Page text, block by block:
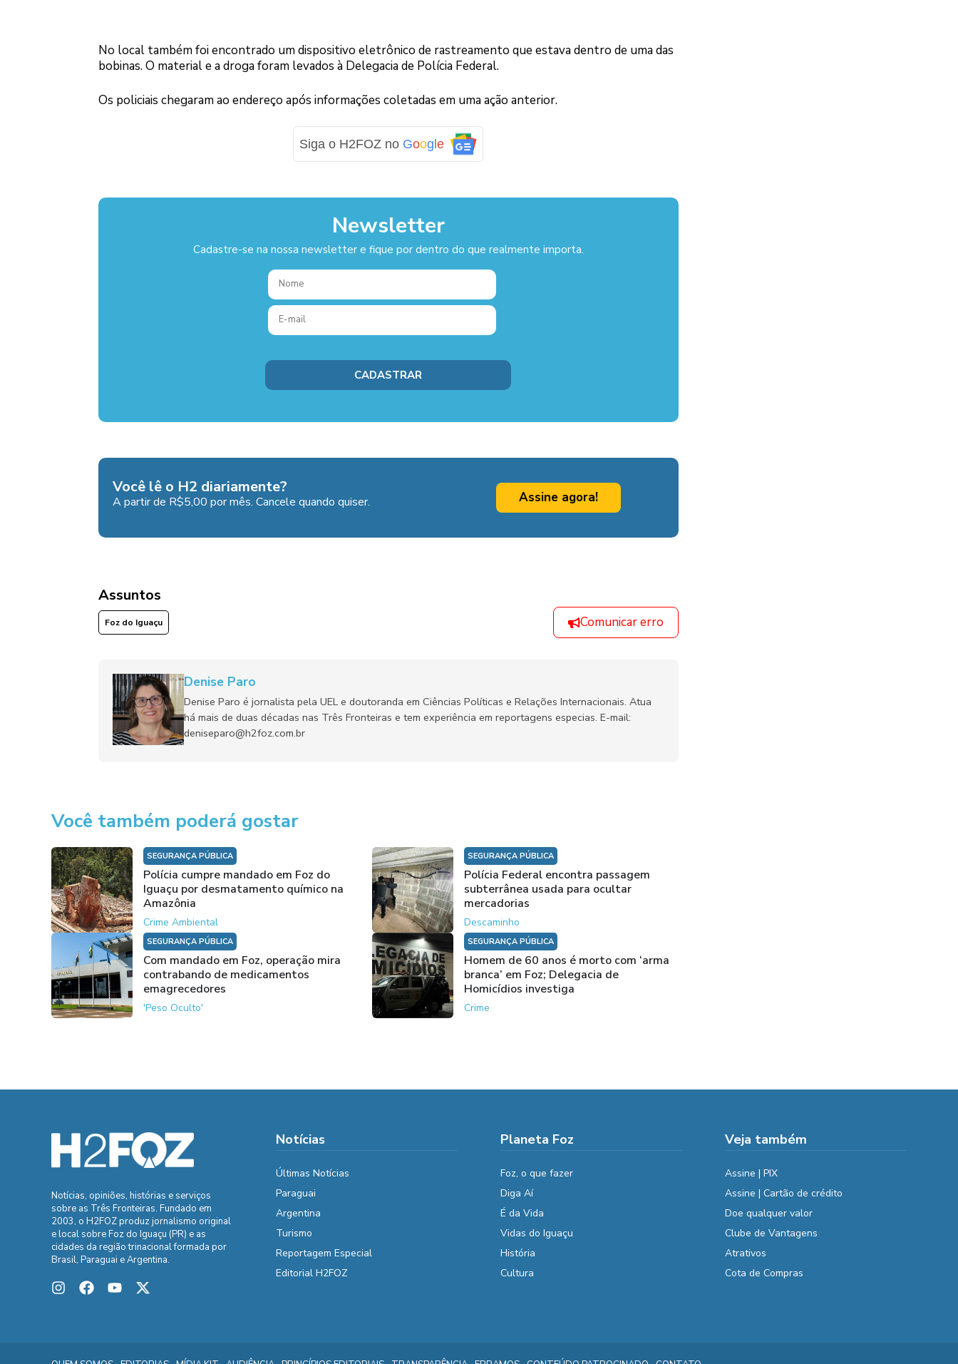
No local também foi encontrado um dispositivo eletrônico de rastreamento que estava dentro de uma das
bobinas. O material e a droga foram levados à Delegacia de Polícia Federal.
Os policiais chegaram ao endereço após informações coletadas em uma ação anterior.
Siga o H2FOZ no Goog le
Newsletter
Cadastre-se na nossa newsletter e fique por dentro do que realmente importa.
Você lê o H2 diariamente?
A partir de R$5,00 por mês. Cancele quando quiser. Assine agora!
Assuntos
Foz do Iguaçu Comunicar erro
Denise Paro
Denise Paro é jornalista pela UEL e doutoranda em Ciências Políticas e Relações Internacionais. Atua
há mais de duas décadas nas Três Fronteiras e tem experiência em reportagens especias. E-mail:
deniseparo@h2foz.com.br
Você também poderá gostar
SEGURANÇA PÚBLICA
Polícia cumpre mandado em Foz do
Iguaçu por desmatamento químico na
Amazônia
Crime Ambiental
SEGURANÇA PÚBLICA
Polícia Federal encontra passagem
subterrânea usada para ocultar
mercadorias
Descaminho
SEGURANÇA PÚBLICA
Com mandado em Foz, operação mira
contrabando de medicamentos
emagrecedores
'Peso Oculto'
SEGURANÇA PÚBLICA
Homem de 60 anos é morto com ‘arma
branca’ em Foz; Delegacia de
Homicídios investiga
Crime
Notícias, opiniões, histórias e serviços
sobre as Três Fronteiras. Fundado em
2003, o H2FOZ produz jornalismo original
e local sobre Foz do Iguaçu (PR) e as
cidades da região trinacional formada por
Brasil, Paraguai e Argentina.
Notícias
Últimas Notícias
Paraguai
Argentina
Turismo
Reportagem Especial
Editorial H2FOZ
Planeta Foz
Foz, o que fazer
Diga Aí
É da Vida
Vidas do Iguaçu
História
Cultura
Veja também
Assine | PIX
Assine | Cartão de crédito
Doe qualquer valor
Clube de Vantagens
Atrativos
Cota de Compras